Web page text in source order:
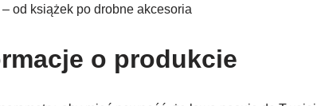
od książek po drobne akcesoria
o produkcie